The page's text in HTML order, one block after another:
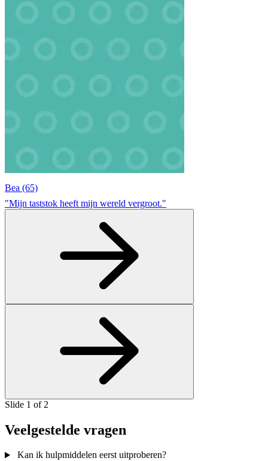
Bea (65)
"Mijn taststok heeft mijn wereld vergroot."
Slide 1 of 2
Veelgestelde vragen
Kan ik hulpmiddelen eerst uitproberen?